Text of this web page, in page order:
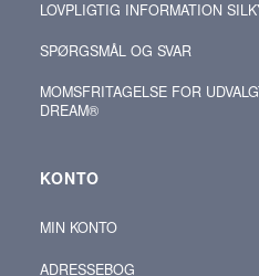
LOVPLIGTIG INFORMATION
SPØRGSMÅL OG SVAR
MOMSFRITAGELSE FOR
DREAM®
KONTO
MIN KONTO
ADRESSEBOG